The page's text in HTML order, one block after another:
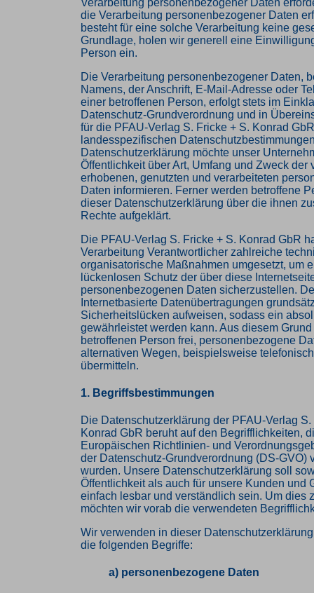
die Verarbeitung personenbezogener Daten
besteht für eine solche Verarbeitung keine
Grundlage, holen wir generell eine
Person ein.
Die Verarbeitung personenbezogener Daten,
Namens, der Anschrift, E-Mail-Adresse oder
einer betroffenen Person, erfolgt stets im
Datenschutz-Grundverordnung und in
für die PFAU-Verlag S. Fricke + S. Konrad
landesspezifischen
Datenschutzerklärung möchte unser
Öffentlichkeit über Art, Umfang und Zweck der
erhobenen, genutzten und verarbeiteten
Daten informieren. Ferner werden betroffene
dieser Datenschutzerklärung über die ihnen
Rechte aufgeklärt.
Die PFAU-Verlag S. Fricke + S. Konrad GbR
Verarbeitung Verantwortlicher zahlreiche
organisatorische Maßnahmen umgesetzt, um
lückenlosen Schutz der über diese
personenbezogenen Daten sicherzustellen.
Internetbasierte Datenübertragungen
Sicherheitslücken aufweisen, sodass ein
gewährleistet werden kann. Aus diesem
betroffenen Person frei, personenbezogene
alternativen Wegen, beispielsweise
übermitteln.
1. Begriffsbestimmungen
Die Datenschutzerklärung der PFAU-Verlag S.
Konrad GbR beruht auf den Begrifflichkeiten,
Europäischen Richtlinien- und
der Datenschutz-Grundverordnung (DS-GVO)
wurden. Unsere Datenschutzerklärung soll
Öffentlichkeit als auch für unsere Kunden und
einfach lesbar und verständlich sein. Um dies
möchten wir vorab die verwendeten
Wir verwenden in dieser
die folgenden Begriffe:
a) personenbezogene Daten